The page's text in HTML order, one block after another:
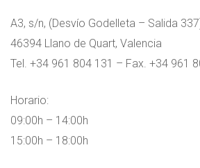
A3, s/n, (Desvío Godelleta – Salida
46394 Llano de Quart, Valencia
Tel. +34 961 804 131 – Fax. +34 961
Horario:
09:00h – 14:00h
15:00h – 18:00h